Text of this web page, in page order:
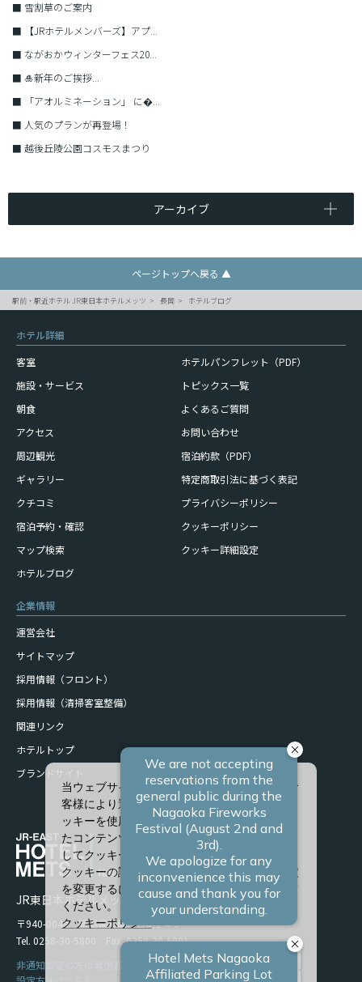
■ 雪割草のご案内
■
【JRホテルメンバーズ】アプ...
■ ながおかウィンターフェス20...
■ 🎍新年のご挨拶...
■
「アオルミネーション」 に�...
■ 人気のプランが再登場！
■ 越後丘陵公園コスモスまつり
アーカイブ
ページトップへ戻る ▲
駅前・駅近ホテル JR東日本ホテルメッツ 長岡 ホテルブログ
ホテル詳細
客室
施設・サービス
朝食
アクセス
周辺観光
ギャラリー
クチコミ
宿泊予約・確認
マップ検索
ホテルブログ
ホテルパンフレット（PDF）
トピックス一覧
よくあるご質問
お問い合わせ
宿泊約款（PDF）
特定商取引法に基づく表記
プライバシーポリシー
クッキーポリシー
クッキー詳細設定
企業情報
運営会社
サイトマップ
採用情報（フロント）
採用情報（清掃客室整備）
関連リンク
ホテルトップ
ブランドサイト
JR東日本ホテルメッツ 長岡
〒940-0048 新潟県長岡市台町2-4-9
Tel. 0258-30-5800 Fax. 0258-30-5801
非通知設定の方は発信者番号を設定の上お電話ください。
当ウェブサイトでは、サービスの向上、またお
客様により適したサービスを提供するため、ク
ッキーを使用しています。また、お客様に合っ
たコンテンツや広告を表示させることを目的と
してクッキーを使用する場合があります。
クッキーの詳細や、クッキーの種類ごとに設定
を変更するには、「詳細設定」をクリックして
ください。
クッキーポリシー
すべて許可